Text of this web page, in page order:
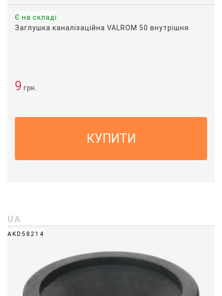
Є на складі
Заглушка каналізаційна VALROM 50 внутрішня
9 грн.
КУПИТИ
UA
AKD58214